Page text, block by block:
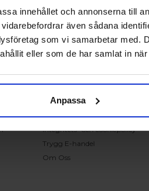
innehållet och annonserna till
även sådana
som vi samarbetar med.
eller som de har samlat in
Anpassa
RING OSS PÅ 0431 - 37 14 00
Handla på Nordiska
Köpvillkor
Om ditt köp
Betalnings & leveransvillkor
Ångerrätt & återbetalning
Garantier
Integritets- och cookiepolicy
Trygg E-handel
Om Oss